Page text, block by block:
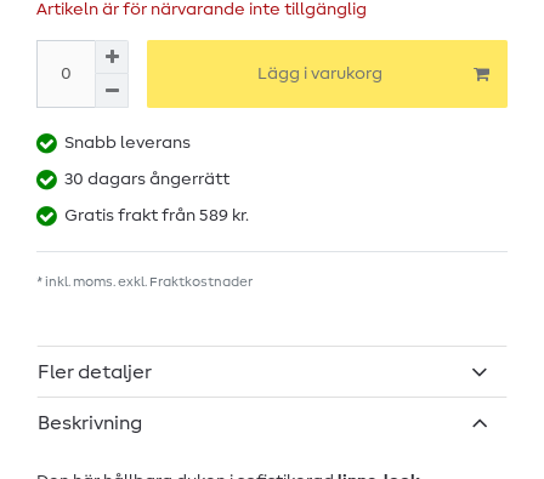
Artikeln är för närvarande inte tillgänglig
Lägg i varukorg
Snabb leverans
30 dagars ångerrätt
Gratis frakt från 589 kr.
* inkl. moms. exkl. Fraktkostnader
Fler detaljer
Beskrivning